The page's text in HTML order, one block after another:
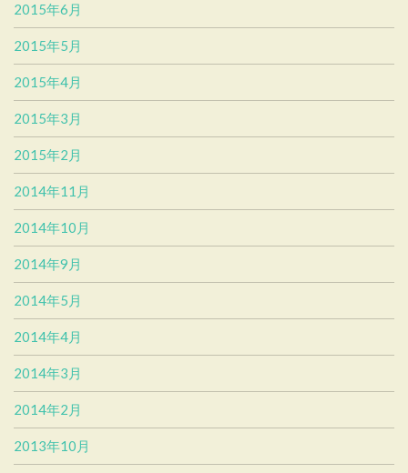
2015年6月
2015年5月
2015年4月
2015年3月
2015年2月
2014年11月
2014年10月
2014年9月
2014年5月
2014年4月
2014年3月
2014年2月
2013年10月